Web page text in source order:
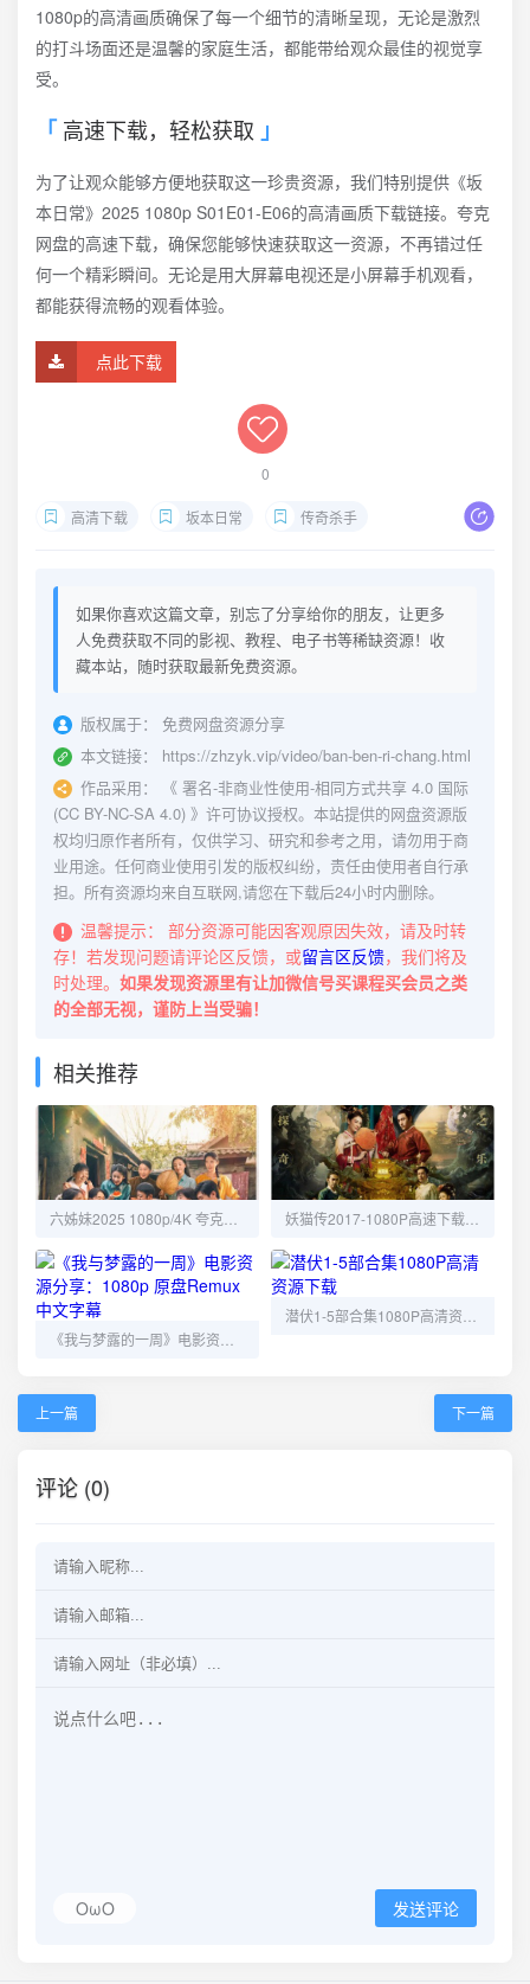
1080p的高清画质确保了每一个细节的清晰呈现，无论是激烈
的打斗场面还是温馨的家庭生活，都能带给观众最佳的视觉享
受。
高速下载，轻松获取
为了让观众能够方便地获取这一珍贵资源，我们特别提供《坂
本日常》2025 1080p S01E01-E06的高清画质下载链接。夸克
网盘的高速下载，确保您能够快速获取这一资源，不再错过任
何一个精彩瞬间。无论是用大屏幕电视还是小屏幕手机观看，
都能获得流畅的观看体验。
点此下载
0
高清下载 坂本日常 传奇杀手
如果你喜欢这篇文章，别忘了分享给你的朋友，让更多
人免费获取不同的影视、教程、电子书等稀缺资源！收
藏本站，随时获取最新免费资源。
版权属于：
免费网盘资源分享
本文链接：
https://zhzyk.vip/video/ban-ben-ri-chang.html
作品采用：
《 署名-非商业性使用-相同方式共享 4.0 国际
(CC BY-NC-SA 4.0) 》许可协议授权。本站提供的网盘资源版
权均归原作者所有，仅供学习、研究和参考之用，请勿用于商
业用途。任何商业使用引发的版权纠纷，责任由使用者自行承
担。所有资源均来自互联网,请您在下载后24小时内删除。
温馨提示：
部分资源可能因客观原因失效，请及时转
存！若发现问题请评论区反馈，或留言区反馈，我们将及
时处理。 如果发现资源里有让加微信号买课程买会员之类
的全部无视，谨防上当受骗！
相关推荐
六姊妹2025 1080p/4K 夸克网盘高速下载免费观看 妖猫传2017-1080P高速下载-免费获取攻略
《我与梦露的一周》电影资源分享：1080p 原盘Remux 中文字幕
潜伏1-5部合集1080P高清资源下载
上一篇 下一篇
评论 (0)
OωO 发送评论